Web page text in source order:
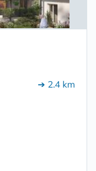
➔ 2.4 km